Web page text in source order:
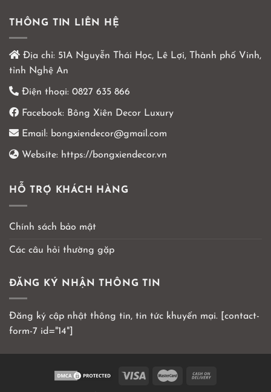
THÔNG TIN LIÊN HỆ
Địa chỉ: 51A Nguyễn Thái Học, Lê Lợi, Thành phố Vinh,
tỉnh Nghệ An
Điện thoại: 0827 635 866
Facebook: Bông Xiên Decor Luxury
Email: bongxiendecor@gmail.com
Website: https://bongxiendecor.vn
HỖ TRỢ KHÁCH HÀNG
Chính sách bảo mật
Các câu hỏi thường gặp
ĐĂNG KÝ NHẬN THÔNG TIN
Đăng ký cập nhật thông tin, tin tức khuyến mại. [contact-
form-7 id="14"]